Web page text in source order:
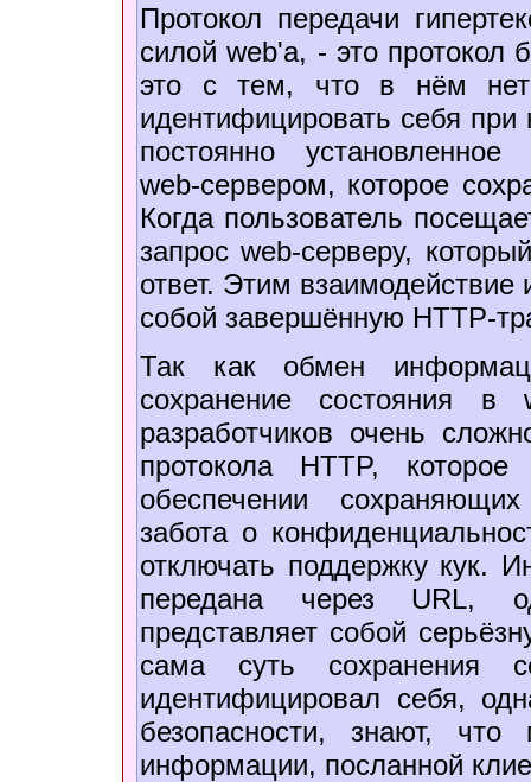
Протокол передачи
силой web'а, - это протокол
это с тем, что в нём нет
идентифицировать себя при
постоянно
web-сервером, которое
Когда пользователь
запросweb-серверу,
ответ. Этим взаимодействие
собой завершённую HTTP-
Так как обмен
сохранение состояния в
разработчиков очень
протокола HTTP,
обеспечении
забота о
отключать поддержку кук.
передана через URL,
представляет собой
сама суть сохранения
идентифицировал себя,
безопасности, знают,
информации, посланной